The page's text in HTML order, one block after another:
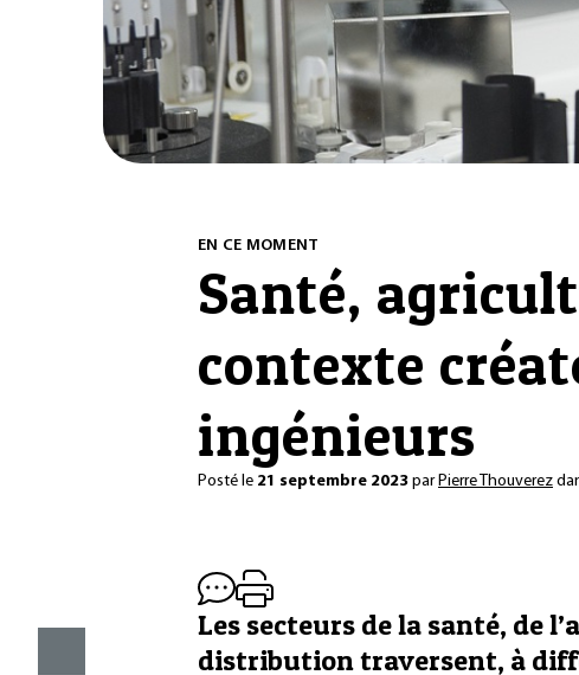
EN CE MOMENT
Santé,
contexte
ingénieurs
Posté le 21 septembre 2023 parPierre Thouverez
Les secteurs de la santé, de
distribution traversent, à